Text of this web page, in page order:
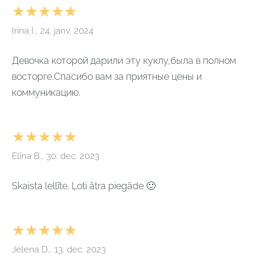
★★★★★
Irina I., 24. janv. 2024
Девочка которой дарили эту куклу,была в полном
восторге.Спасибо вам за приятные цены и
коммуникацию.
★★★★★
Elīna B., 30. dec. 2023
Skaista lellīte. Ļoti ātra piegāde 🙂
★★★★★
Jelena D., 13. dec. 2023